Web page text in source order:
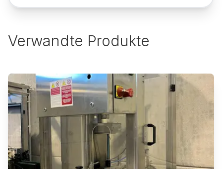
Verwandte Produkte